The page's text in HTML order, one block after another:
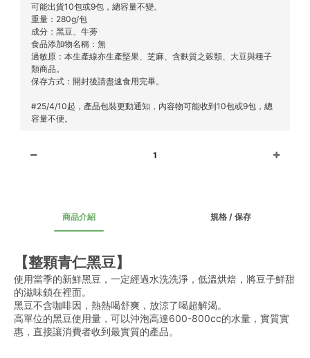
可能出貨10包或9包，總容量不變。
重量：280g/包
成分：黑豆、牛蒡
食品添加物名稱：無
過敏原：本生產線亦生產堅果、芝麻、含麩質之穀類、大豆與種子
類商品。
保存方式：開封後請盡速食用完畢。
#25/4/10起，產品包裝更動通知，內容物可能收到10包或9包，總
容量不便。
1
商品介紹 規格 / 保存
【整顆青仁黑豆】
使用當季的新鮮黑豆，一定經過水洗洗淨，低溫烘焙，將豆子鮮甜
的滋味鎖在裡面。
黑豆不含咖啡因，熱熱喝舒爽，放涼了喝超解渴。
高單位的黑豆使用量，可以沖泡高達600-800cc的水量，實質實
惠，直接讓消費者收到最實質的產品。